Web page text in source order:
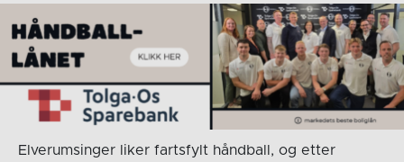
Elverumsinger liker fartsfylt håndball, og etter